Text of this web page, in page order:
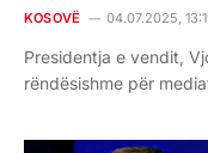
KOSOVË 04.07.2025,
Presidentja e vendit,
rëndësishme për